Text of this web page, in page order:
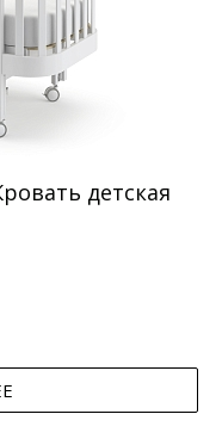
детская